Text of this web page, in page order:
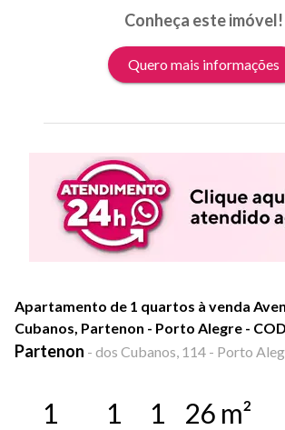
Conheça este imóvel!
Quero mais informações
Apartamento de 1 quartos à venda
Cubanos, Partenon - Porto Alegre -
Partenon - dos Cubanos, 114 - Porto
1 1 1 26 m²